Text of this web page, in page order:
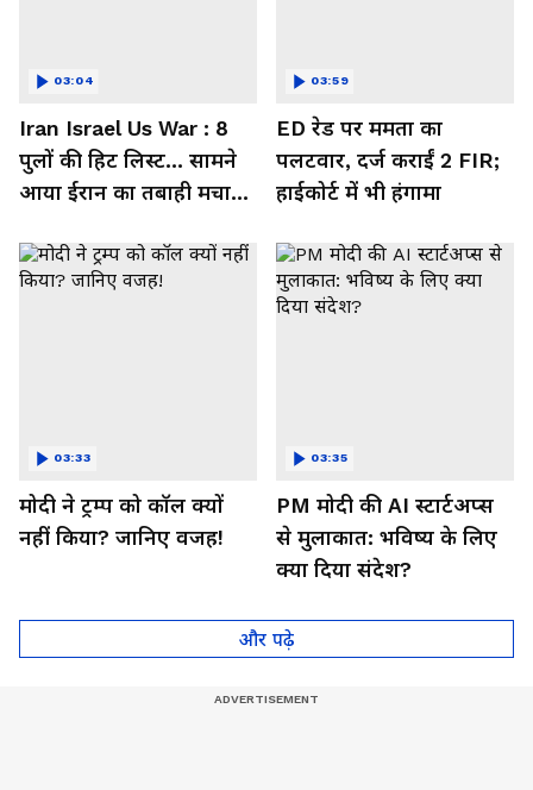
Iran Israel Us War : 8
पुलों की हिट लिस्ट... सामने
आया ईरान का तबाही मचाने
03:04
ED रेड पर ममता का
पलटवार, दर्ज कराईं 2 FIR;
हाईकोर्ट में भी हंगामा
03:59
मोदी ने ट्रम्प को कॉल क्यों
नहीं किया? जानिए वजह!
03:33
PM मोदी की AI स्टार्टअप्स
से मुलाकात: भविष्य के लिए
क्या दिया संदेश?
03:35
और पढ़े